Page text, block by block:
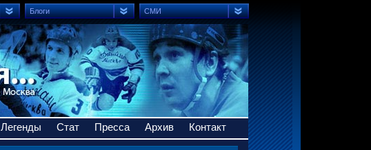
Блоги СМИ
Легенды Стат Пресса Архив Контакт